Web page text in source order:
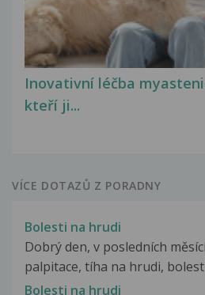
Inovativní léčba
kteří ji...
VÍCE DOTAZŮ Z PORADNY
Bolesti na hrudi
Dobrý den, v posledních
palpitace, tíha na hrudi,
Bolesti na hrudi